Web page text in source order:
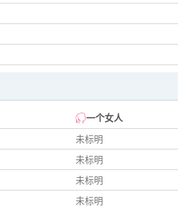
一个女人
未标明
未标明
未标明
未标明